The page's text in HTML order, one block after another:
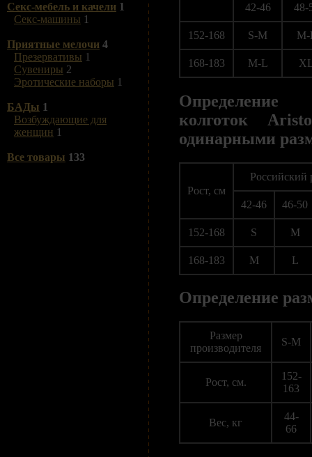
Секс-мебель и качели 1
Секс-машины 1
Приятные мелочи 4
Презервативы 1
Сувениры 2
Эротические наборы 1
БАДы 1
Возбуждающие для
женщин 1
Все товары 133
42-46 48-
152-168 S-M
168-183 M-L
Определение
колготок
одинарными
Рост, см
Российский
42-46 46-50
152-168 S M
168-183 M L
Определение
Размер
производителя
S-M
Рост, см.
152-
163
Вес, кг
44-
66